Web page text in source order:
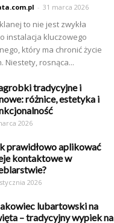
- 31 marca 2026
to nie jest zwykła
instalacja kluczowego
który ma chronić życie
Niestety, rosnąca...
tradycyjne i
różnice, estetyka i
2026
prawidłowo aplikować
kontaktowe w
2026
lubartowski na
– tradycyjny wypiek na